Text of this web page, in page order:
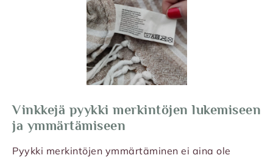
Vinkkejä pyykki merkintöjen lukemiseen
ja ymmärtämiseen
Pyykki merkintöjen ymmärtäminen ei aina ole